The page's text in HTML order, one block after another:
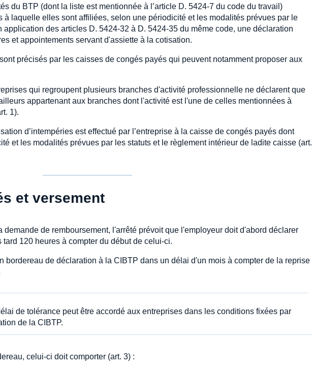
du BTP (dont la liste est mentionnée à l’article D. 5424-7 du code du travail)
à laquelle elles sont affiliées, selon une périodicité et les modalités prévues par le
des articles D. 5424-32 à D. 5424-35 du même code, une déclaration
et appointements servant d'assiette à la cotisation.
précisés par les caisses de congés payés qui peuvent notamment proposer aux
qui regroupent plusieurs branches d'activité professionnelle ne déclarent que
appartenant aux branches dont l'activité est l'une de celles mentionnées à
1).
d’intempéries est effectué par l’entreprise à la caisse de congés payés dont
et les modalités prévues par les statuts et le règlement intérieur de ladite caisse (art.
et versement
de remboursement, l'arrêté prévoit que l'employeur doit d'abord déclarer
120 heures à compter du début de celui-ci.
bordereau de déclaration à la CIBTP dans un délai d'un mois à compter de la reprise
de tolérance peut être accordé aux entreprises dans les conditions fixées par
de la CIBTP.
celui-ci doit comporter (art. 3) :